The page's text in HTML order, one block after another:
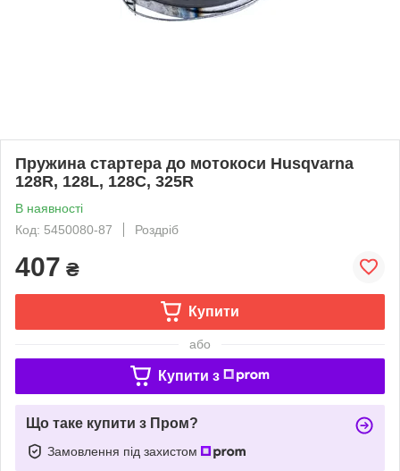
Пружина стартера до мотокоси Husqvarna
128R, 128L, 128C, 325R
В наявності
Код: 5450080-87
Роздріб
407 ₴
Купити
або
Купити з
Що таке купити з Пром?
Замовлення під захистом